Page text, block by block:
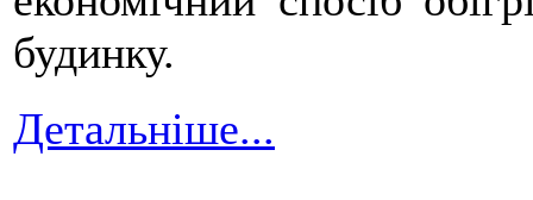
будинку.
Детальніше...